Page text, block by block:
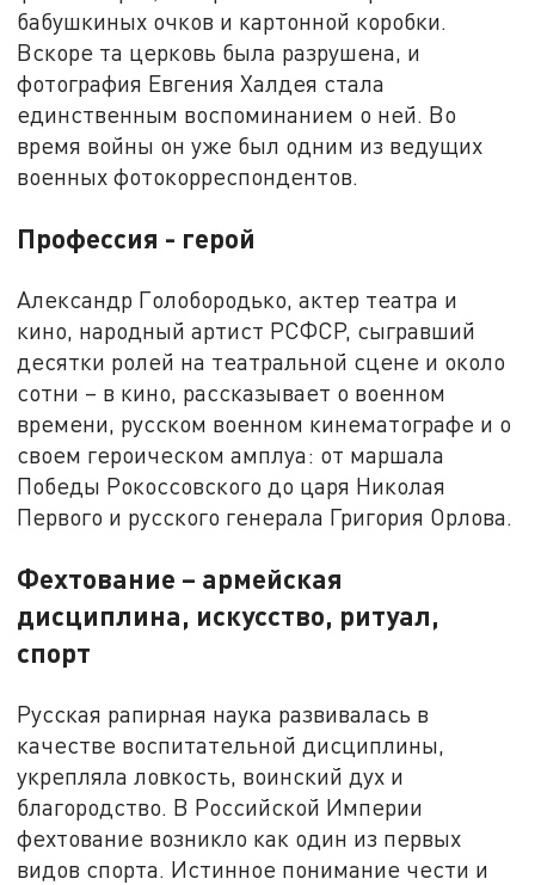
бабушкиных очков и картонной коробки.
Вскоре та церковь была разрушена, и
фотография Евгения Халдея стала
единственным воспоминанием о ней. Во
время войны он уже был одним из ведущих
военных фотокорреспондентов.
Профессия - герой
Александр Голобородько, актер театра и
кино, народный артист РСФСР, сыгравший
десятки ролей на театральной сцене и около
сотни – в кино, рассказывает о военном
времени, русском военном кинематографе и о
своем героическом амплуа: от маршала
Победы Рокоссовского до царя Николая
Первого и русского генерала Григория Орлова.
Фехтование – армейская
дисциплина, искусство, ритуал,
спорт
Русская рапирная наука развивалась в
качестве воспитательной дисциплины,
укрепляла ловкость, воинский дух и
благородство. В Российской Империи
фехтование возникло как один из первых
видов спорта. Истинное понимание чести и